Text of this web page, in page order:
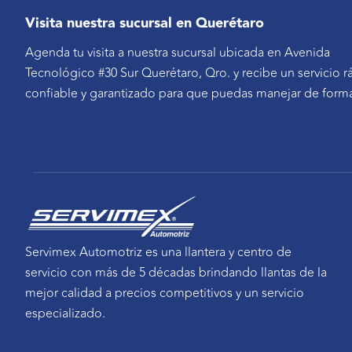
Visita nuestra sucursal en Querétaro
Agenda tu visita a nuestra sucursal ubicada en Avenida
Tecnológico #30 Sur Querétaro, Qro. y recibe un servicio
confiable y garantizado para que puedas manejar de
Servimex Automotriz es una llantera y centro de
servicio con más de 5 décadas brindando llantas de la
mejor calidad a precios competitivos y un servicio
especializado.